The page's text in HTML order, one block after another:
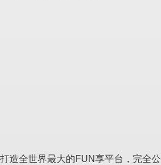
打造全世界最大的FUN享平台，完全